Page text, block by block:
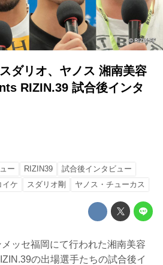
ダリオ、ヤノス 湘南美容
RIZIN.39 試合後インタ
ー RIZIN39
試合後インタビュー
イケ スダリオ剛 ヤノス・チューカス
ッセ福岡にて行われた湘南美容
の出場選手たちの試合後イ